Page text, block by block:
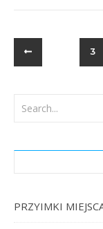
3
PRZYIMKI